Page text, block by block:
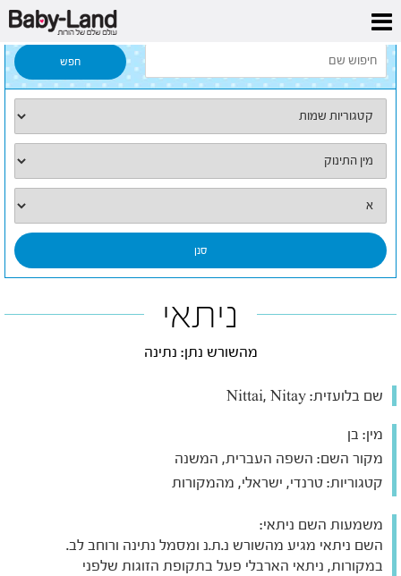
דף הבית
ניתאי
מהשורש נתן: נתינה
שם בלועזית:
מין: בן
מקור השם: השפה העברית, המשנה
קטגוריות: טרנדי, ישראלי, מהמקורות
משמעות השם ניתאי:
השם ניתאי מגיע מהשורש נ.ת.נ ומסמל נתינה ורוחב לב.
במקורות, ניתאי הארבלי פעל בתקופת הזוגות שלפני